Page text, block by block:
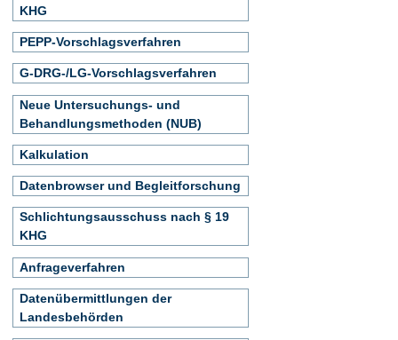
KHG
PEPP-Vorschlagsverfahren
G-DRG-/LG-Vorschlagsverfahren
Neue Untersuchungs- und
Behandlungsmethoden (NUB)
Kalkulation
Datenbrowser und Begleitforschung
Schlichtungsausschuss nach § 19
KHG
Anfrageverfahren
Datenübermittlungen der
Landesbehörden